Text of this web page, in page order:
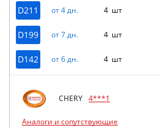
D211 от 4 дн. 4 шт
D199 от 7 дн. 4 шт
D142 от 6 дн. 4 шт
CHERY 4***1
Аналоги и сопутствующие